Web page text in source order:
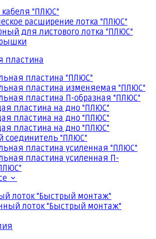
"ПЛЮС"
расширение лотка "ПЛЮС"
для листового лотка "ПЛЮС"
пластина
пластина "ПЛЮС"
пластина изменяемая "ПЛЮС"
пластина П-образная "ПЛЮС"
пластина на дно "ПЛЮС"
пластина на дно "ПЛЮС"
пластина на дно "ПЛЮС"
соединитель "ПЛЮС"
пластина усиленная "ПЛЮС"
пластина усиленная П-
лоток "Быстрый монтаж"
лоток "Быстрый монтаж"